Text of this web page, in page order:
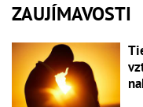
ZAUJÍMAVOSTI